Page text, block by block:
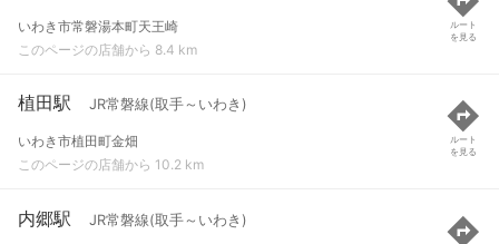
いわき市常磐湯本町天王崎
このページの店舗から 8.4 km
ルート
を見る
植田駅 JR常磐線(取手～いわき)
いわき市植田町金畑
このページの店舗から 10.2 km
ルート
を見る
内郷駅 JR常磐線(取手～いわき)